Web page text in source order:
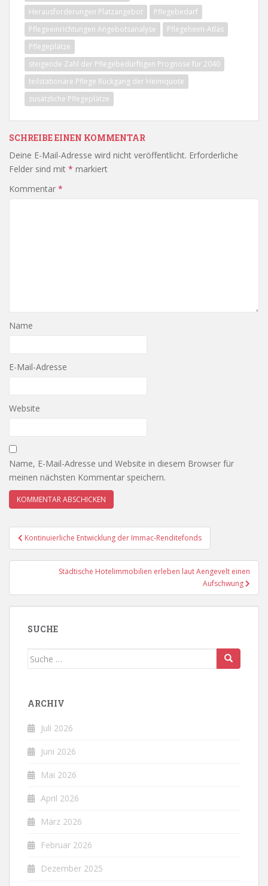
Herausforderungen Platzangebot
Pflegebedarf
Pflegeeinrichtungen Angebotsanalyse
Pflegeheim-Atlas
Pflegeplätze
steigende Zahl der Pflegebedürftigen Prognose für 2040
teilstationäre Pflege Rückgang der Heimquote
zusätzliche Pflegeplätze
SCHREIBE EINEN KOMMENTAR
Deine E-Mail-Adresse wird nicht veröffentlicht. Erforderliche
Felder sind mit * markiert
Kommentar *
Name
E-Mail-Adresse
Website
Name, E-Mail-Adresse und Website in diesem Browser für
meinen nächsten Kommentar speichern.
Beitragsnavigation
Kontinuierliche Entwicklung der Immac-Renditefonds
Städtische Hotelimmobilien erleben laut Aengevelt einen
Aufschwung
SUCHE
Suche
ARCHIV
Juli 2026
Juni 2026
Mai 2026
April 2026
März 2026
Februar 2026
Dezember 2025